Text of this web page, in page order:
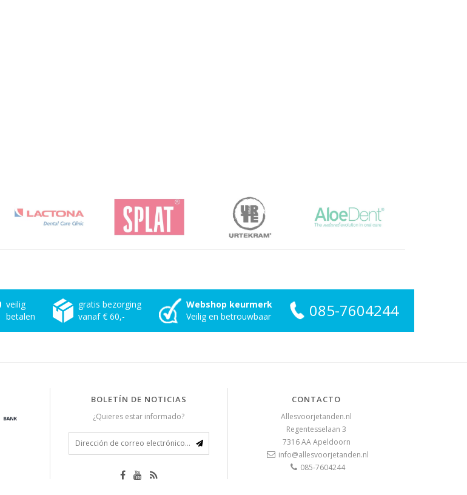
veilig
betalen
gratis bezorging
vanaf € 60,-
Webshop keurmerk
Veilig en betrouwbaar
085-7604244
BOLETÍN DE NOTICIAS
¿Quieres estar informado?
CONTACTO
Allesvoorjetanden.nl
Regentesselaan 3
7316 AAApeldoorn
info@allesvoorjetanden.nl
085-7604244